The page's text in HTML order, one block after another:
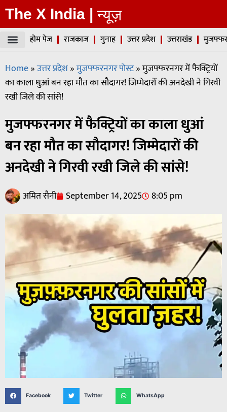
The X India | न्यूज़
होम पेज राजकाज गुनाह उत्तर प्रदेश उत्तराखंड
Home»उत्तर प्रदेश»मुजफ्फरनगर पोस्ट»मुजफ्फरनगर में फैक्ट्रियों
का काला धुआं बन रहा मौत का सौदागर! जिम्मेदारों की अनदेखी ने गिरवी
रखी जिले की सांसे!
मुजफ्फरनगर में फैक्ट्रियों का काला धुआं
बन रहा मौत का सौदागर! जिम्मेदारों की
अनदेखी ने गिरवी रखी जिले की सांसे!
अमित सैनी September 14, 2025 8:05 pm
Facebook Twitter WhatsApp